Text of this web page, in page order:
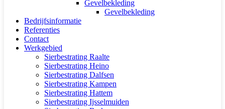
Gevelbekleding
Gevelbekleding
Bedrijfsinformatie
Referenties
Contact
Werkgebied
Sierbestrating Raalte
Sierbestrating Heino
Sierbestrating Dalfsen
Sierbestrating Kampen
Sierbestrating Hattem
Sierbestrating Ijsselmuiden